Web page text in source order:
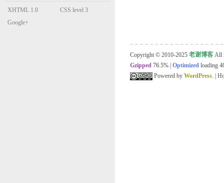
XHTML 1.0
Transitional
CSS level 3
Google+
Copyright © 2010-2025 老谢博客 All
Gzipped 76.5% Optimized loading
Powered by WordPress. |